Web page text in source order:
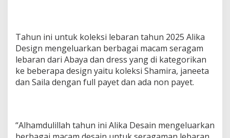
Tahun ini untuk koleksi lebaran tahun 2025 Alika
Design mengeluarkan berbagai macam seragam
lebaran dari Abaya dan dress yang di kategorikan
ke beberapa design yaitu koleksi Shamira, janeeta
dan Saila dengan full payet dan ada non payet.
“Alhamdulillah tahun ini Alika Desain mengeluarkan